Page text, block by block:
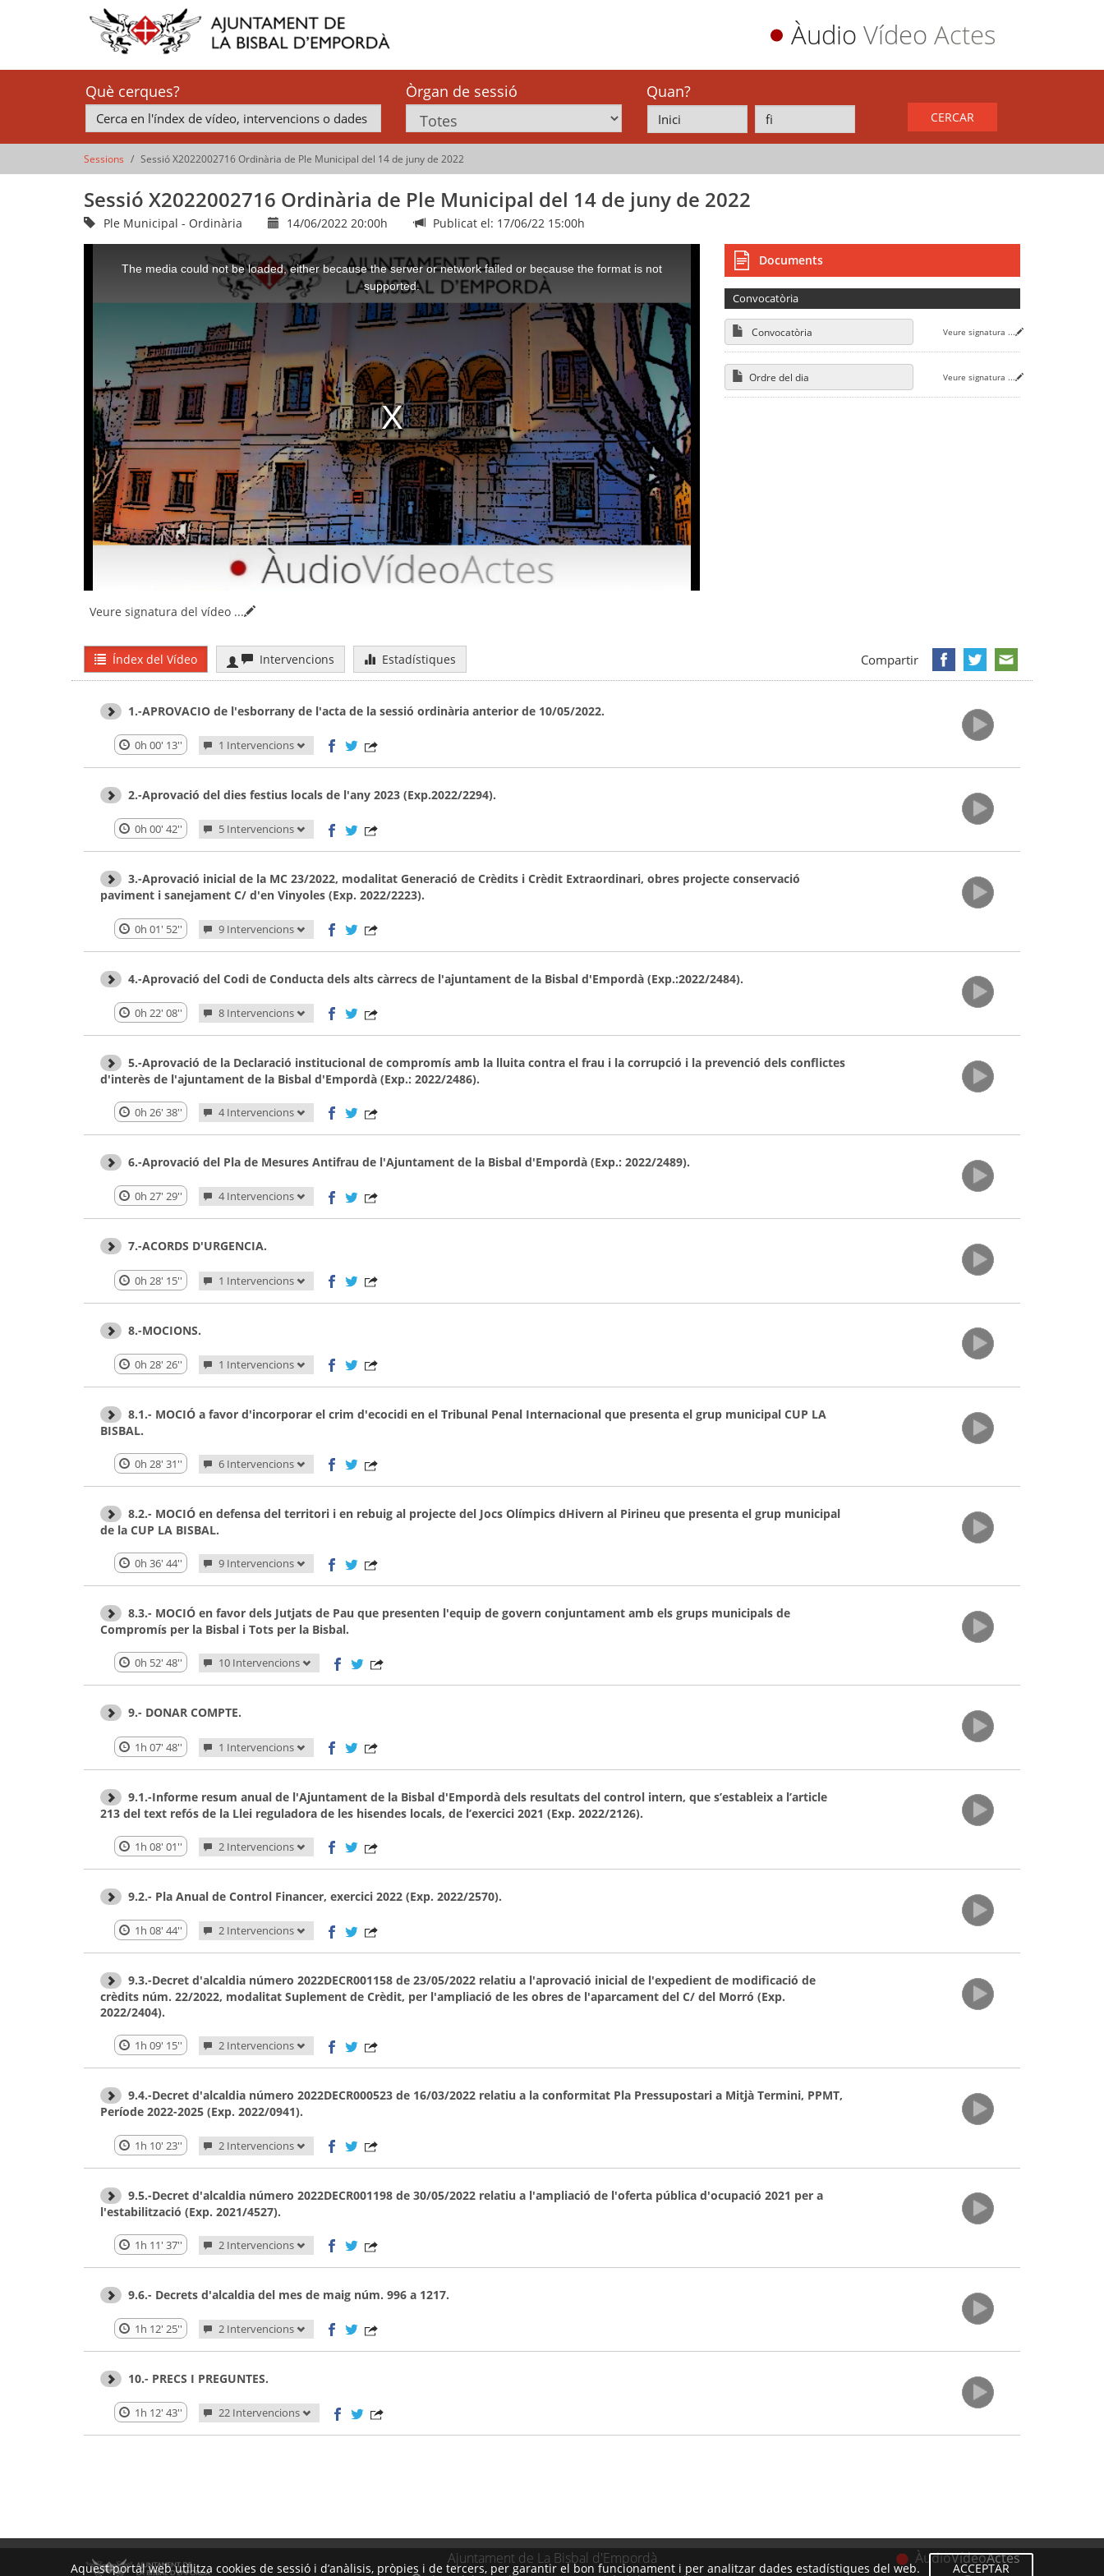
Àudio Vídeo Actes
Què cerques? Òrgan de sessió Quan?
CERCAR
Sessions Sessió X2022002716 Ordinària de Ple Municipal del 14 de juny de 2022
Sessió X2022002716 Ordinària de Ple Municipal del 14 de juny de 2022
Ple Municipal - Ordinària 14/06/2022 20:00h Publicat el: 17/06/22 15:00h
The media could not be loaded, either because the server or network failed or because the format is not
supported.
Veure signatura del vídeo ...
Documents
Convocatòria
Convocatòria Veure signatura ...
Ordre del dia Veure signatura ...
Índex del Vídeo Intervencions Estadístiques Compartir
1.-APROVACIO de l'esborrany de l'acta de la sessió ordinària anterior de 10/05/2022.
0h 00' 13'' 1 Intervencions
2.-Aprovació del dies festius locals de l'any 2023 (Exp.2022/2294).
0h 00' 42'' 5 Intervencions
3.-Aprovació inicial de la MC 23/2022, modalitat Generació de Crèdits i Crèdit Extraordinari, obres projecte conservació
paviment i sanejament C/ d'en Vinyoles (Exp. 2022/2223).
0h 01' 52'' 9 Intervencions
4.-Aprovació del Codi de Conducta dels alts càrrecs de l'ajuntament de la Bisbal d'Empordà (Exp.:2022/2484).
0h 22' 08'' 8 Intervencions
5.-Aprovació de la Declaració institucional de compromís amb la lluita contra el frau i la corrupció i la prevenció dels conflictes
d'interès de l'ajuntament de la Bisbal d'Empordà (Exp.: 2022/2486).
0h 26' 38'' 4 Intervencions
6.-Aprovació del Pla de Mesures Antifrau de l'Ajuntament de la Bisbal d'Empordà (Exp.: 2022/2489).
0h 27' 29'' 4 Intervencions
7.-ACORDS D'URGENCIA.
0h 28' 15'' 1 Intervencions
8.-MOCIONS.
0h 28' 26'' 1 Intervencions
8.1.- MOCIÓ a favor d'incorporar el crim d'ecocidi en el Tribunal Penal Internacional que presenta el grup municipal CUP LA
BISBAL.
0h 28' 31'' 6 Intervencions
8.2.- MOCIÓ en defensa del territori i en rebuig al projecte del Jocs Olímpics dHivern al Pirineu que presenta el grup municipal
de la CUP LA BISBAL.
0h 36' 44'' 9 Intervencions
8.3.- MOCIÓ en favor dels Jutjats de Pau que presenten l'equip de govern conjuntament amb els grups municipals de
Compromís per la Bisbal i Tots per la Bisbal.
0h 52' 48'' 10 Intervencions
9.- DONAR COMPTE.
1h 07' 48'' 1 Intervencions
9.1.-Informe resum anual de l'Ajuntament de la Bisbal d'Empordà dels resultats del control intern, que s’estableix a l’article
213 del text refós de la Llei reguladora de les hisendes locals, de l’exercici 2021 (Exp. 2022/2126).
1h 08' 01'' 2 Intervencions
9.2.- Pla Anual de Control Financer, exercici 2022 (Exp. 2022/2570).
1h 08' 44'' 2 Intervencions
9.3.-Decret d'alcaldia número 2022DECR001158 de 23/05/2022 relatiu a l'aprovació inicial de l'expedient de modificació de
crèdits núm. 22/2022, modalitat Suplement de Crèdit, per l'ampliació de les obres de l'aparcament del C/ del Morró (Exp.
2022/2404).
1h 09' 15'' 2 Intervencions
9.4.-Decret d'alcaldia número 2022DECR000523 de 16/03/2022 relatiu a la conformitat Pla Pressupostari a Mitjà Termini, PPMT,
Període 2022-2025 (Exp. 2022/0941).
1h 10' 23'' 2 Intervencions
9.5.-Decret d'alcaldia número 2022DECR001198 de 30/05/2022 relatiu a l'ampliació de l'oferta pública d'ocupació 2021 per a
l'estabilització (Exp. 2021/4527).
1h 11' 37'' 2 Intervencions
9.6.- Decrets d'alcaldia del mes de maig núm. 996 a 1217.
1h 12' 25'' 2 Intervencions
10.- PRECS I PREGUNTES.
1h 12' 43'' 22 Intervencions
Aquest portal web utilitza cookies de sessió i d’anàlisis, pròpies i de tercers, per garantir el bon funcionament i per analitzar dades estadístiques del web. ACCEPTAR
Ajuntament de La Bisbal d'Empordà ÀudioVídeoActes